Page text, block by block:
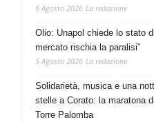
6 Agosto 2026 La redazione
Olio: Unapol chiede lo stato
mercato rischia la paralisi”
5 Agosto 2026 La redazione
Solidarietà, musica e una
stelle a Corato: la maratona
Torre Palomba